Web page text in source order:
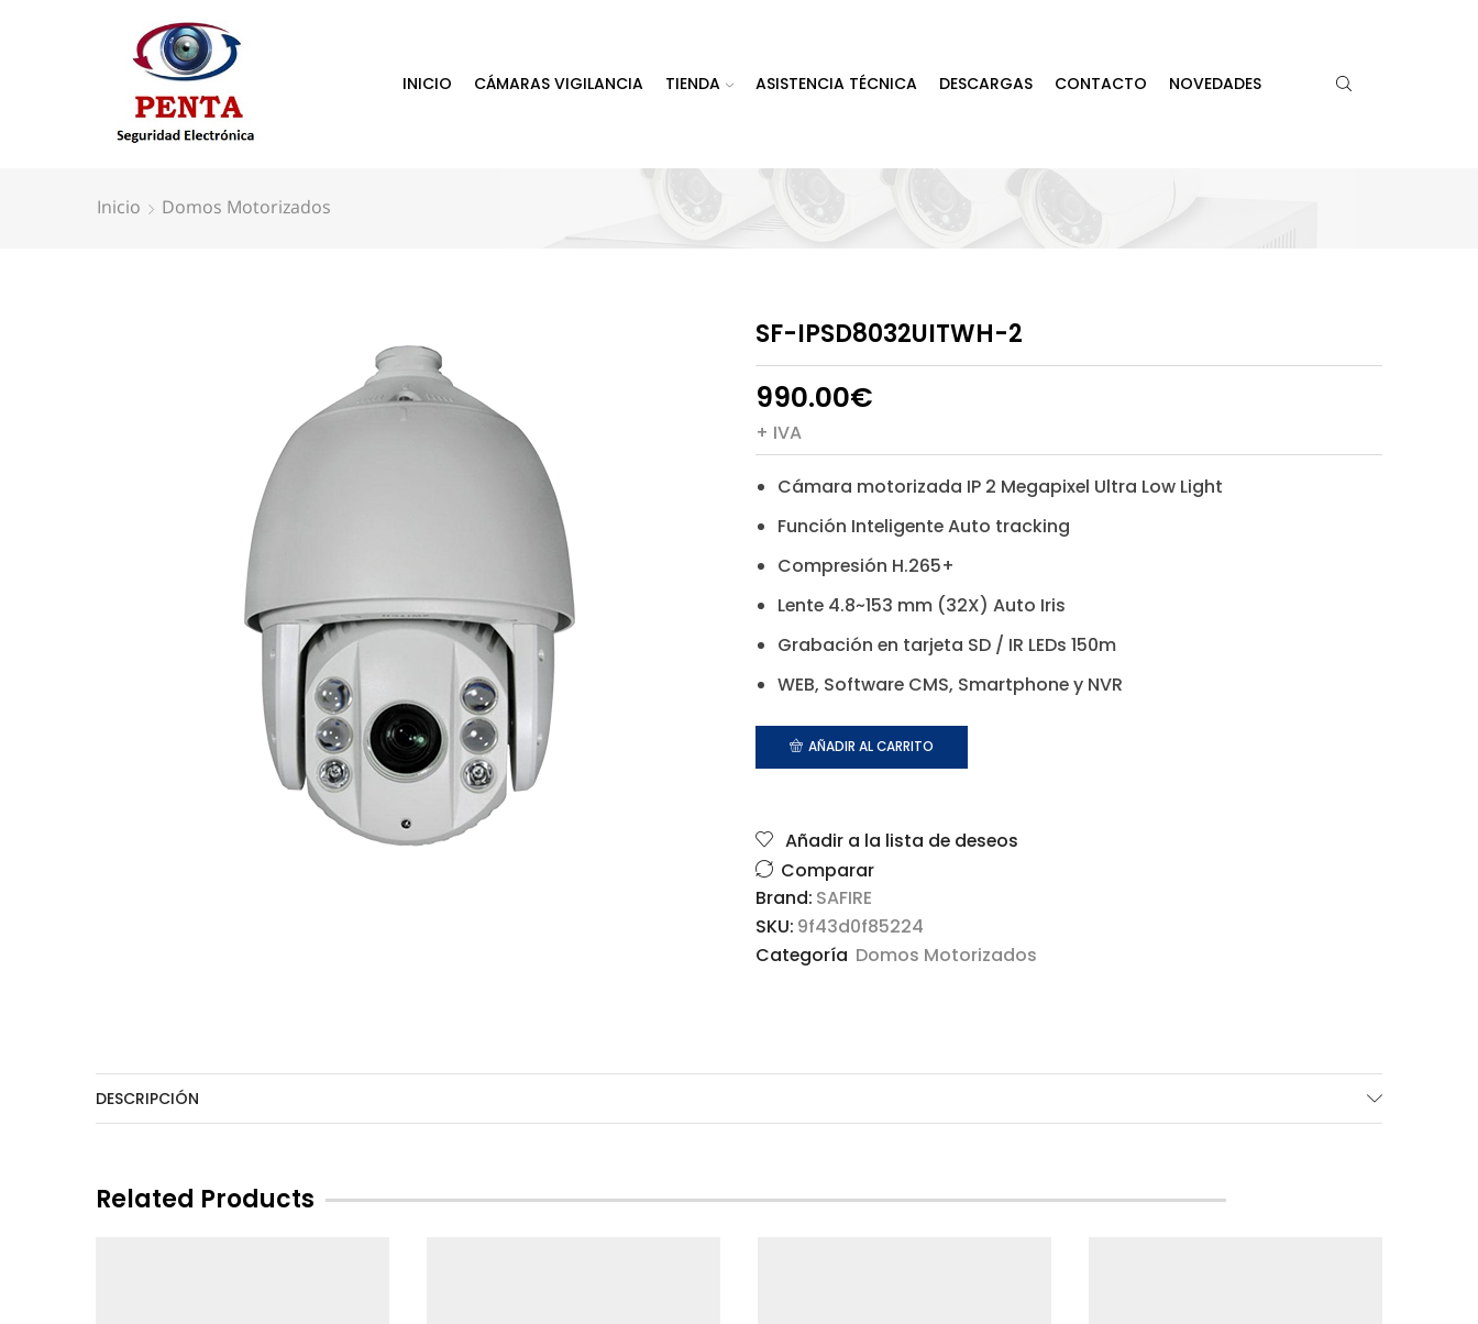
INICIO CÁMARAS VIGILANCIA TIENDA ASISTENCIA TÉCNICA DESCARGAS CONTACTO NOVEDADES
Inicio Domos Motorizados
SF-IPSD8032UITWH-2
990.00€
+ IVA
Cámara motorizada IP 2 Megapixel Ultra Low Light
Función Inteligente Auto tracking
Compresión H.265+
Lente 4.8~153 mm (32X) Auto Iris
Grabación en tarjeta SD / IR LEDs 150m
WEB, Software CMS, Smartphone y NVR
AÑADIR AL CARRITO
Añadir a la lista de deseos
Comparar
Brand: SAFIRE
SKU: 9f43d0f85224
Categoría Domos Motorizados
DESCRIPCIÓN
Related Products